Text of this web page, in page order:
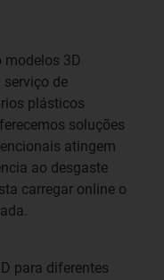
3D
de
plásticos
soluções
atingem
ao desgaste
carregar online o
para diferentes